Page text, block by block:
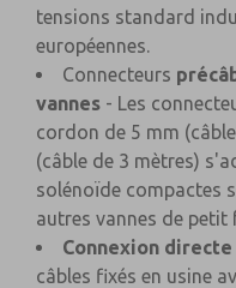
tensions standard
européennes.
Connecteurs
vannes - Les
cordon de 5 mm
(câble de 3 mètres)
solénoïde compactes
autres vannes de petit
Connexion
câbles fixés en usine